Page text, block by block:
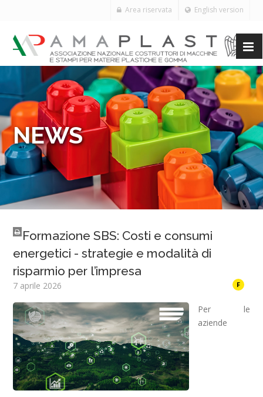
English version
Area riservata
NEWS
Formazione SBS: Costi e consumi
energetici - strategie e modalità di
risparmio per l’impresa
7 aprile 2026 F
Per le
aziende